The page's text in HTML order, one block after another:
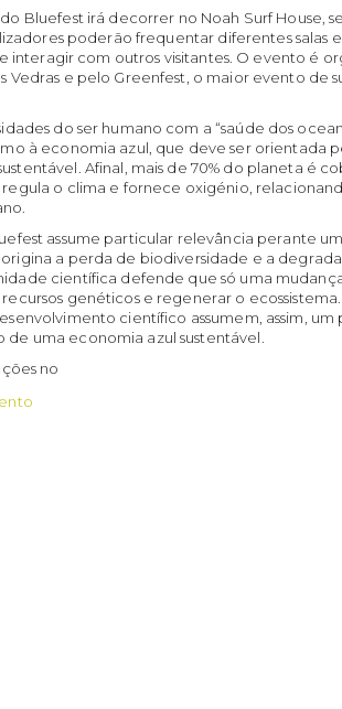
Bluefest irá decorrer no Noah Surf House,
poderão frequentar diferentes salas
interagir com outros visitantes. O evento é
Vedras e pelo Greenfest, o maior evento de
do ser humano com a “saúde dos
à economia azul, que deve ser orientada
Afinal, mais de 70% do planeta é
regula o clima e fornece oxigénio,
assume particular relevância perante
a perda de biodiversidade e a
científica defende que só uma
genéticos e regenerar o
científico assumem, assim,
uma economia azul sustentável.
no